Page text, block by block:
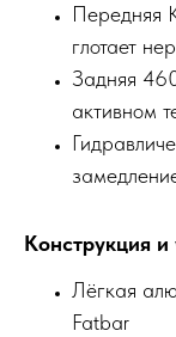
Передняя
глотает
Задняя
активном
Конструкция и
Лёгкая
Fatbar